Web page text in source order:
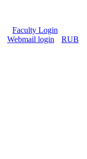
Faculty Login
Webmail login
RUB